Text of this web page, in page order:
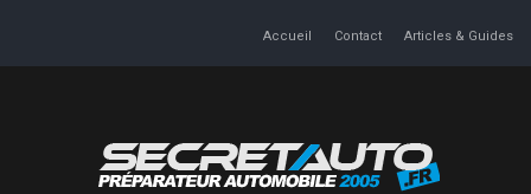
Accueil Contact Articles & Guides